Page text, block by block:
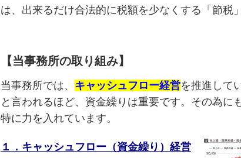
は、出来るだけ合法的に税額を少なくする「節税
【当事務所の取り組み】
当事務所では、 キャッシュフロー経営を推進して
と言われるほど、資金繰りは重要です。その為に
特に力を入れています。
１．キャッシュフロー（資金繰り）経営